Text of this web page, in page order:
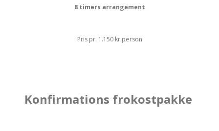
8 timers arrangement
Pris pr. 1.150 kr person
Konfirmations frokostpakke